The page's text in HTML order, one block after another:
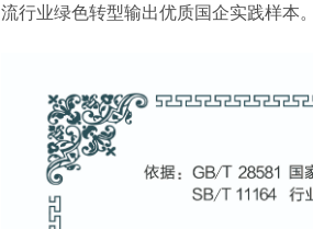
流行业绿色转型输出优质国企实践样本